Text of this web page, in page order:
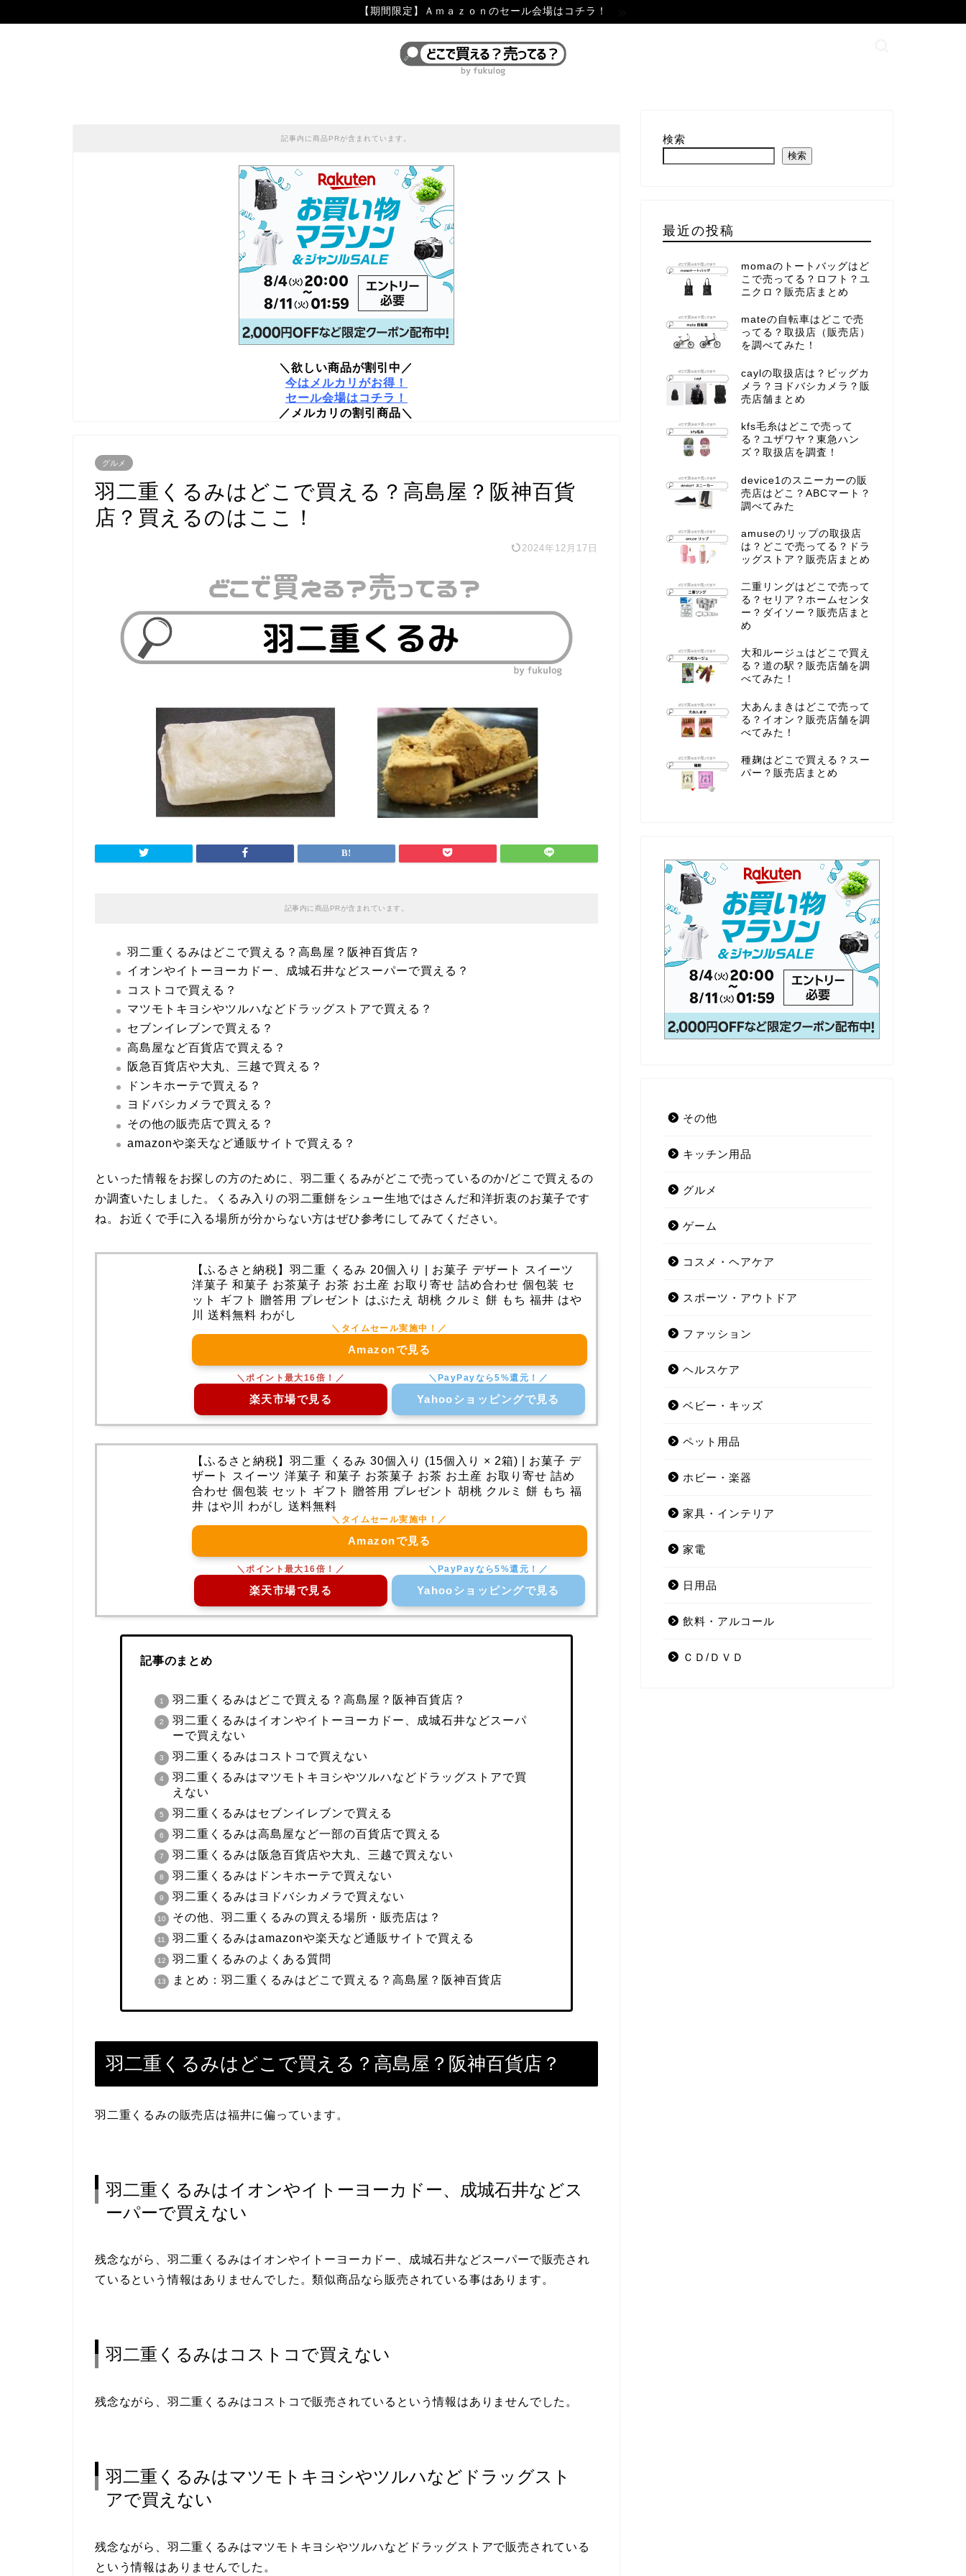
【期間限定】Ａｍａｚｏｎのセール会場はコチラ！
記事内に商品PRが含まれています。
＼欲しい商品が割引中／
今はメルカリがお得！
セール会場はコチラ！
／メルカリの割引商品＼
グルメ
羽二重くるみはどこで買える？高島屋？阪神百貨
店？買えるのはここ！
2024年12月17日
記事内に商品PRが含まれています。
羽二重くるみはどこで買える？高島屋？阪神百貨店？
イオンやイトーヨーカドー、成城石井などスーパーで買える？
コストコで買える？
マツモトキヨシやツルハなどドラッグストアで買える？
セブンイレブンで買える？
高島屋など百貨店で買える？
阪急百貨店や大丸、三越で買える？
ドンキホーテで買える？
ヨドバシカメラで買える？
その他の販売店で買える？
amazonや楽天など通販サイトで買える？
といった情報をお探しの方のために、羽二重くるみがどこで売っているのか/どこで買えるの
か調査いたしました。くるみ入りの羽二重餅をシュー生地ではさんだ和洋折衷のお菓子です
ね。お近くで手に入る場所が分からない方はぜひ参考にしてみてください。
【ふるさと納税】羽二重 くるみ 20個入り | お菓子 デザート スイーツ
洋菓子 和菓子 お茶菓子 お茶 お土産 お取り寄せ 詰め合わせ 個包装 セ
ット ギフト 贈答用 プレゼント はぶたえ 胡桃 クルミ 餅 もち 福井 はや
川 送料無料 わがし
Amazonで見る
楽天市場で見る Yahooショッピングで見る
【ふるさと納税】羽二重 くるみ 30個入り (15個入り × 2箱) | お菓子 デ
ザート スイーツ 洋菓子 和菓子 お茶菓子 お茶 お土産 お取り寄せ 詰め
合わせ 個包装 セット ギフト 贈答用 プレゼント 胡桃 クルミ 餅 もち 福
井 はや川 わがし 送料無料
Amazonで見る
楽天市場で見る Yahooショッピングで見る
記事のまとめ
羽二重くるみはどこで買える？高島屋？阪神百貨店？
羽二重くるみはイオンやイトーヨーカドー、成城石井などスーパ
ーで買えない
羽二重くるみはコストコで買えない
羽二重くるみはマツモトキヨシやツルハなどドラッグストアで買
えない
羽二重くるみはセブンイレブンで買える
羽二重くるみは高島屋など一部の百貨店で買える
羽二重くるみは阪急百貨店や大丸、三越で買えない
羽二重くるみはドンキホーテで買えない
羽二重くるみはヨドバシカメラで買えない
その他、羽二重くるみの買える場所・販売店は？
羽二重くるみはamazonや楽天など通販サイトで買える
羽二重くるみのよくある質問
まとめ：羽二重くるみはどこで買える？高島屋？阪神百貨店
羽二重くるみはどこで買える？高島屋？阪神百貨店？
羽二重くるみの販売店は福井に偏っています。
羽二重くるみはイオンやイトーヨーカドー、成城石井などス
ーパーで買えない
残念ながら、羽二重くるみはイオンやイトーヨーカドー、成城石井などスーパーで販売され
ているという情報はありませんでした。類似商品なら販売されている事はあります。
羽二重くるみはコストコで買えない
残念ながら、羽二重くるみはコストコで販売されているという情報はありませんでした。
羽二重くるみはマツモトキヨシやツルハなどドラッグスト
アで買えない
残念ながら、羽二重くるみはマツモトキヨシやツルハなどドラッグストアで販売されている
という情報はありませんでした。
検索
検索
最近の投稿
momaのトートバッグはど
こで売ってる？ロフト？ユ
ニクロ？販売店まとめ
mateの自転車はどこで売
ってる？取扱店（販売店）
を調べてみた！
caylの取扱店は？ビッグカ
メラ？ヨドバシカメラ？販
売店舗まとめ
kfs毛糸はどこで売って
る？ユザワヤ？東急ハン
ズ？取扱店を調査！
device1のスニーカーの販
売店はどこ？ABCマート？
調べてみた
amuseのリップの取扱店
は？どこで売ってる？ドラ
ッグストア？販売店まとめ
二重リングはどこで売って
る？セリア？ホームセンタ
ー？ダイソー？販売店まと
め
大和ルージュはどこで買え
る？道の駅？販売店舗を調
べてみた！
大あんまきはどこで売って
る？イオン？販売店舗を調
べてみた！
種麹はどこで買える？スー
パー？販売店まとめ
その他
キッチン用品
グルメ
ゲーム
コスメ・ヘアケア
スポーツ・アウトドア
ファッション
ヘルスケア
ベビー・キッズ
ペット用品
ホビー・楽器
家具・インテリア
家電
日用品
飲料・アルコール
ＣＤ/ＤＶＤ